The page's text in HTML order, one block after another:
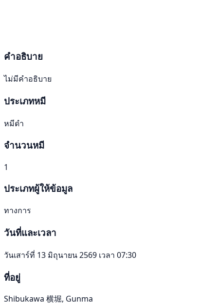
คำอธิบาย
ไม่มีคำอธิบาย
ประเภทหมี
หมีดำ
จำนวนหมี
1
ประเภทผู้ให้ข้อมูล
ทางการ
วันที่และเวลา
วันเสาร์ที่ 13 มิถุนายน 2569 เวลา 07:30
ที่อยู่
Shibukawa 横堀, Gunma